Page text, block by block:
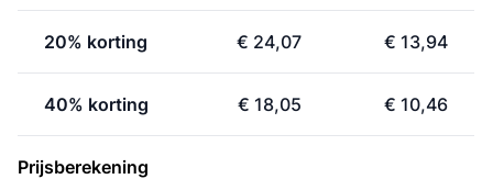
20% korting € 24,07 € 13,94
40% korting € 18,05 € 10,46
Prijsberekening